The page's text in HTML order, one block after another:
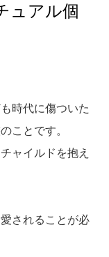
ュアル個
時代に傷ついた
ことです。
ャイルドを抱え
されることが必